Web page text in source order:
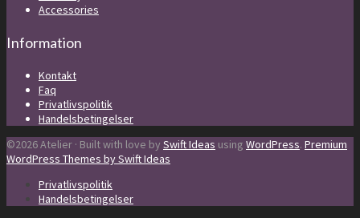
Accessories
Information
Kontakt
Faq
Privatlivspolitik
Handelsbetingelser
©2026 Atelier · Built with love by Swift Ideas using WordPress. Premium
WordPress Themes by Swift Ideas
Privatlivspolitik
Handelsbetingelser